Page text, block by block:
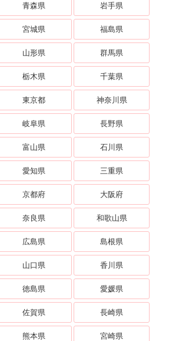
青森県 岩手県
宮城県 福島県
山形県 群馬県
栃木県 千葉県
東京都 神奈川県
岐阜県 長野県
富山県 石川県
愛知県 三重県
京都府 大阪府
奈良県 和歌山県
広島県 島根県
山口県 香川県
徳島県 愛媛県
佐賀県 長崎県
熊本県 宮崎県